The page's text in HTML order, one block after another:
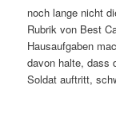
noch lange nicht
Rubrik von Best
Hausaufgaben
davon halte, dass
Soldat auftritt,